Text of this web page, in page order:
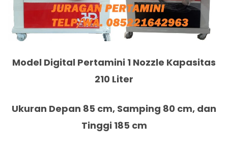
Model Digital Pertamini 1 Nozzle Kapasitas
210 Liter
Ukuran Depan 85 cm, Samping 80 cm, dan
Tinggi 185 cm